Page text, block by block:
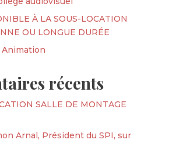
À LA SOUS-LOCATION
OU LONGUE DURÉE
récents
SALLE DE MONTAGE
Arnal, Président du SPI, sur